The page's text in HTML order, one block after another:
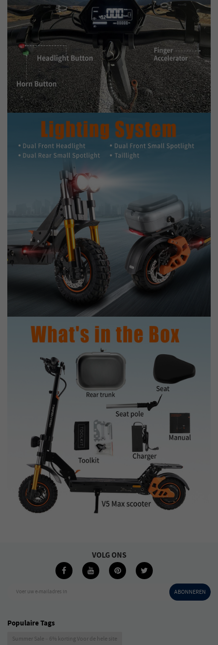
Voer uw e-mailadres in ABONNEREN
VOLG ONS
Populaire Tags
Summer Sale – 6% korting Voor de hele site